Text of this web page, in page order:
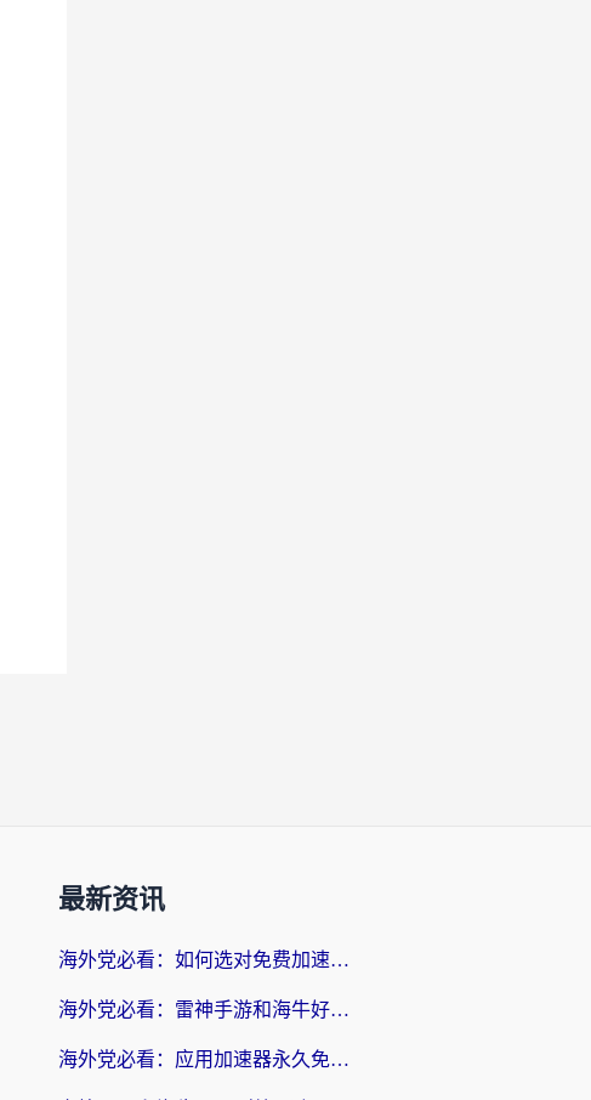
最新资讯
海外党必看：如何选对免费加速器，无缝访问国内资源不踩坑？
海外党必看：雷神手游和海牛好用吗？+3款热门加速器实测对比，附番茄加速器无缝回国指南
海外党必看：应用加速器永久免费版真的存在吗？教你选对回国加速器无缝刷国内资源